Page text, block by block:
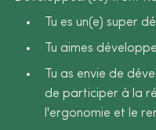
Tu es un(e) super
Tu aimes
Tu as envie de
de participer à la
l'ergonomie et le